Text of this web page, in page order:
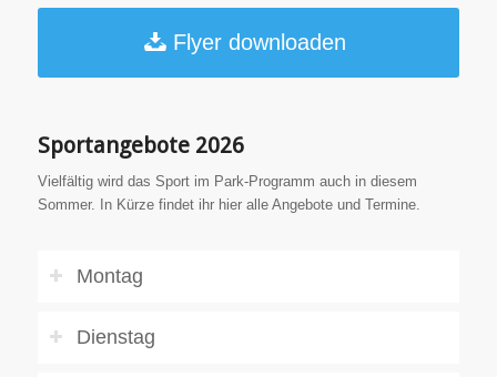
Flyer downloaden
Sportangebote 2026
Vielfältig wird das Sport im Park-Programm auch in diesem
Sommer. In Kürze findet ihr hier alle Angebote und Termine.
Montag
Dienstag